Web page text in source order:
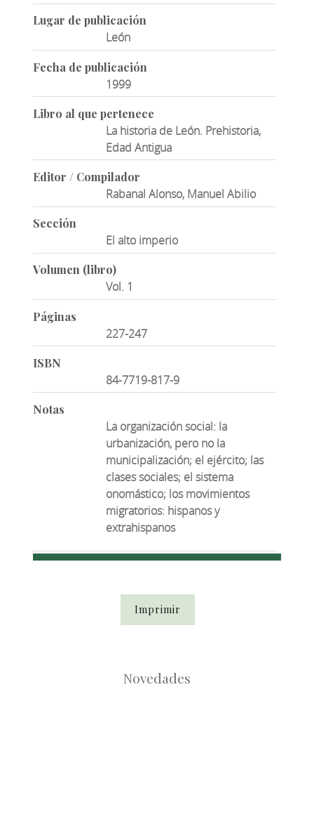
Lugar de publicación
León
Fecha de publicación
1999
Libro al que pertenece
La historia de León. Prehistoria,
Edad Antigua
Editor / Compilador
Rabanal Alonso, Manuel Abilio
Sección
El alto imperio
Volumen (libro)
Vol. 1
Páginas
227-247
ISBN
84-7719-817-9
Notas
La organización social: la
urbanización, pero no la
municipalización; el ejército; las
clases sociales; el sistema
onomástico; los movimientos
migratorios: hispanos y
extrahispanos
Imprimir
Novedades